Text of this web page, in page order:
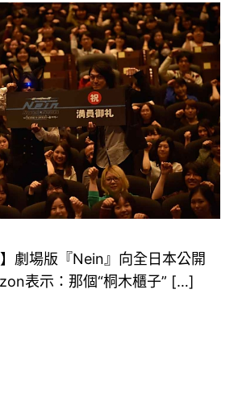
劇場版『Nein』向全日本公開
表示：那個“桐木櫃子” […]